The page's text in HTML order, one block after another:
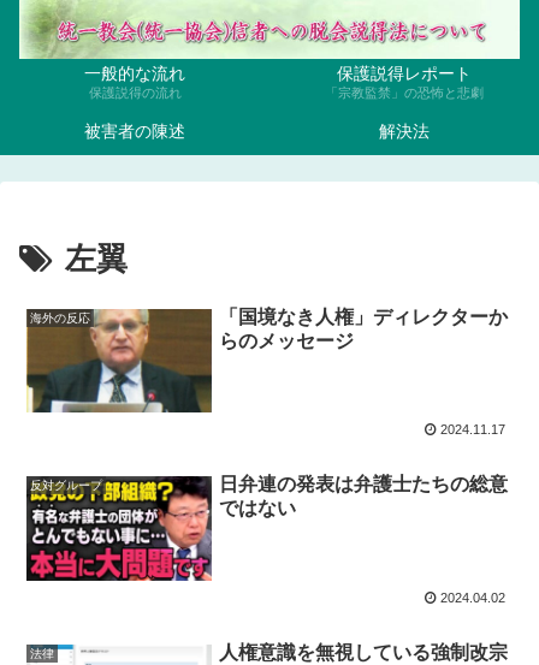
一般的な流れ
保護説得の流れ
保護説得レポート
「宗教監禁」の恐怖と悲劇
被害者の陳述 解決法
左翼
海外の反応
「国境なき人権」ディレクターか
らのメッセージ
2024.11.17
反対グループ
日弁連の発表は弁護士たちの総意
ではない
2024.04.02
法律
人権意識を無視している強制改宗